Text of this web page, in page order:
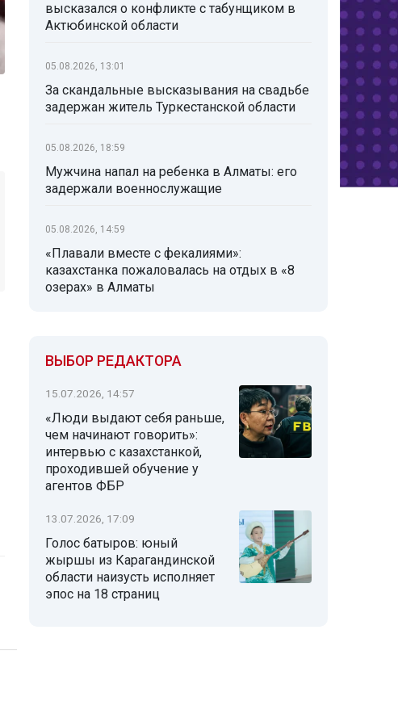
высказался о конфликте с табунщиком в
Актюбинской области
05.08.2026, 13:01
За скандальные высказывания на свадьбе
задержан житель Туркестанской области
05.08.2026, 18:59
Мужчина напал на ребенка в Алматы: его
задержали военнослужащие
05.08.2026, 14:59
«Плавали вместе с фекалиями»:
казахстанка пожаловалась на отдых в «8
озерах» в Алматы
ВЫБОР РЕДАКТОРА
15.07.2026, 14:57
«Люди выдают себя раньше,
чем начинают говорить»:
интервью с казахстанкой,
проходившей обучение у
агентов ФБР
13.07.2026, 17:09
Голос батыров: юный
жыршы из Карагандинской
области наизусть исполняет
эпос на 18 страниц